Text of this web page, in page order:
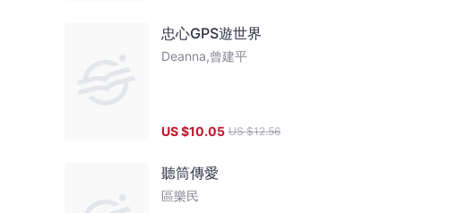
忠心GPS遊世界
Deanna,曾建平
US $10.05 US $12.56
聽筒傳愛
區樂民